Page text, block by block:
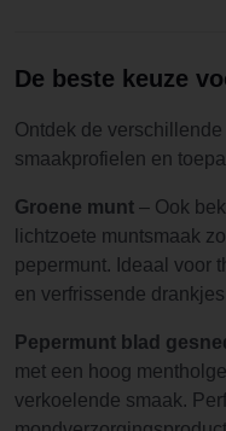
De beste keuze
Ontdek de
smaakprofielen en
Groene munt – Ook
lichtzoete muntsmaak
pepermunt. Ideaal voor
en verfrissende
Pepermunt blad
met een hoog
verkoelende smaak.